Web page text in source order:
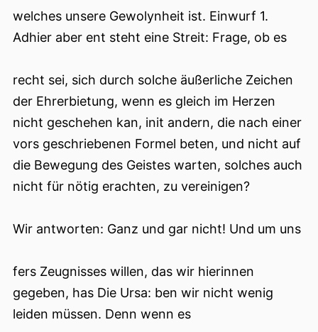
welches unsere Gewolynheit ist. Einwurf 1.
Adhier aber ent steht eine Streit: Frage, ob es
recht sei, sich durch solche äußerliche Zeichen
der Ehrerbietung, wenn es gleich im Herzen
nicht geschehen kan, init andern, die nach einer
vors geschriebenen Formel beten, und nicht auf
die Bewegung des Geistes warten, solches auch
nicht für nötig erachten, zu vereinigen?
Wir antworten: Ganz und gar nicht! Und um uns
fers Zeugnisses willen, das wir hierinnen
gegeben, has Die Ursa: ben wir nicht wenig
leiden müssen. Denn wenn es